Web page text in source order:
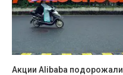
Акции Alibaba подорожали